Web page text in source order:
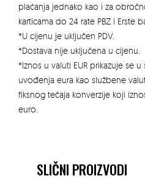
plaćanja jednako kao i za
karticama do 24 rate PBZ i Erste
*U cijenu je uključen PDV.
*Dostava nije uključena u cijenu.
*Iznos u valuti EUR prikazuje se
uvođenja eura kao službene
fiksnog tečaja konverzije koji
euro.
SLIČNI PROIZVODI